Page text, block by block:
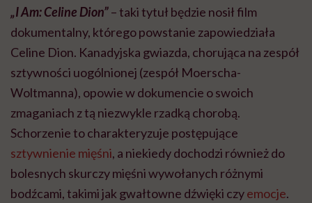
„I Am: Celine Dion”– taki tytuł będzie nosił film
dokumentalny, którego powstanie zapowiedziała
Celine Dion. Kanadyjska gwiazda, chorująca na zespół
sztywności uogólnionej (zespół Moerscha-
Woltmanna), opowie w dokumencie o swoich
zmaganiach z tą niezwykle rzadką chorobą.
Schorzenie to charakteryzuje postępujące
sztywnienie mięśni, a niekiedy dochodzi również do
bolesnych skurczy mięśni wywołanych różnymi
bodźcami, takimi jak gwałtowne dźwięki czyemocje.